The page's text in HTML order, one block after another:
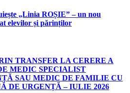
„Linia ROȘIE” – un nou
elevilor și părinților
TRANSFER LA CERERE A
MEDIC SPECIALIST
SAU MEDIC DE FAMILIE CU
DE URGENȚĂ – IULIE 2026